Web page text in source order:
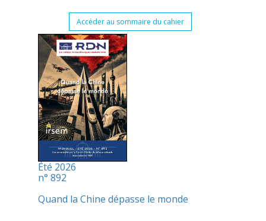
Accéder au sommaire du cahier
Été 2026
n° 892
Quand la Chine dépasse le monde